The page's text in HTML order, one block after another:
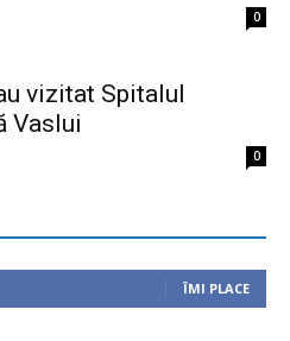
0
vizitat Spitalul
Vaslui
0
ÎMI PLACE